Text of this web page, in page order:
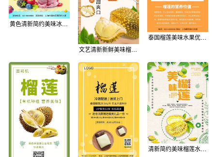
黄色清新简约美味冰淇淋美食印刷海报模板
文艺清新新鲜美味榴莲手机海报模板
泰国榴莲美味水果优惠促销黄色模板
清新简约美味榴莲水果海报